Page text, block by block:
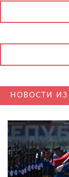
НОВОСТИ ИЗ